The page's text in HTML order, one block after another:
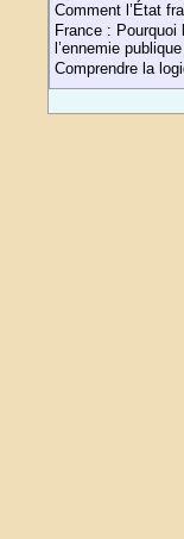
Comment l’État
France :
l’ennemie
Comprendre la